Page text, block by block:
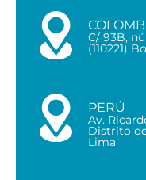
C/ 93B,
(110221)
PERÚ
Av.
Distrito
Lima